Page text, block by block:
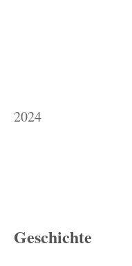
2024
Geschichte